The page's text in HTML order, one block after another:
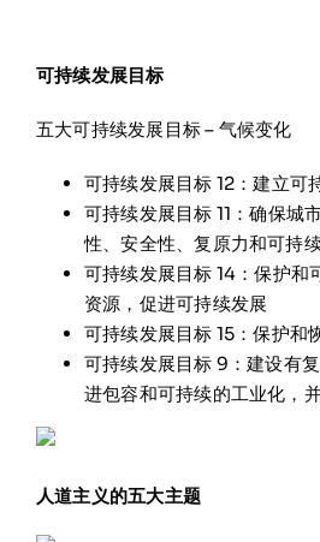
可持续发展目标
五大可持续发展目标 – 气候变化
可持续发展目标 12：建立可
可持续发展目标 11：确保城
性、安全性、复原力和可持
可持续发展目标 14：保护和
资源，促进可持续发展
可持续发展目标 15：保护和
可持续发展目标 9：建设有
进包容和可持续的工业化，
人道主义的五大主题